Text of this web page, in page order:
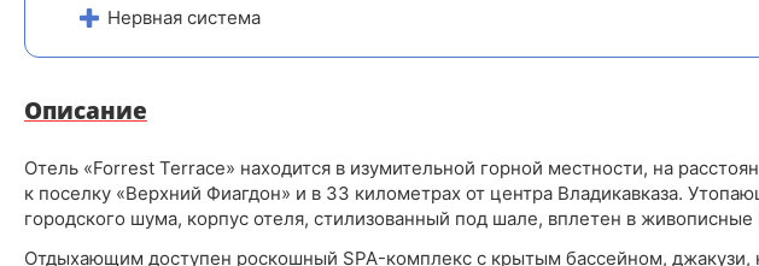
Нервная система
Описание
Отель «Forrest Terrace» находится в изумительной горной местности, на
к поселку «Верхний Фиагдон» и в 33 километрах от центра Владикавказа.
городского шума, корпус отеля, стилизованный под шале, вплетен в живописные
Отдыхающим доступен роскошный SPA-комплекс с крытым бассейном,